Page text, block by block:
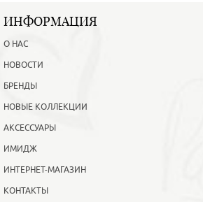
ИНФОРМАЦИЯ
О НАС
НОВОСТИ
БРЕНДЫ
НОВЫЕ КОЛЛЕКЦИИ
АКСЕССУАРЫ
ИМИДЖ
ИНТЕРНЕТ-МАГАЗИН
КОНТАКТЫ